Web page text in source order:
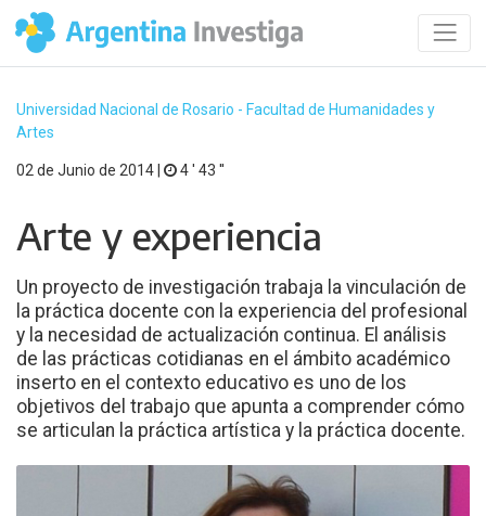
Universidad Nacional de Rosario - Facultad de Humanidades y
Artes
02 de Junio de 2014 | 4 ′ 43 ′′
Arte y experiencia
Un proyecto de investigación trabaja la vinculación de
la práctica docente con la experiencia del profesional
y la necesidad de actualización continua. El análisis
de las prácticas cotidianas en el ámbito académico
inserto en el contexto educativo es uno de los
objetivos del trabajo que apunta a comprender cómo
se articulan la práctica artística y la práctica docente.